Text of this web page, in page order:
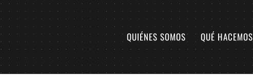
QUIÉNES SOMOS QUÉ HACEMOS